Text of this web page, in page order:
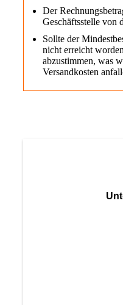
Der
Geschäftsstelle von
Sollte der
nicht erreicht
abzustimmen, was
Versandkosten